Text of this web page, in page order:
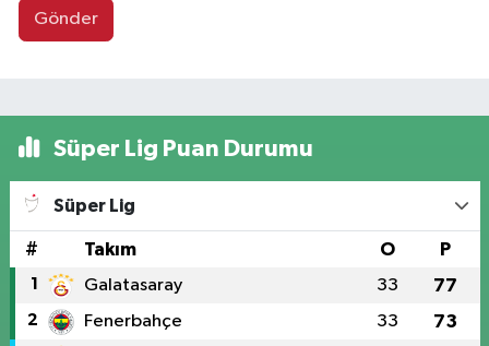
Gönder
Süper Lig Puan Durumu
Süper Lig
# Takım O P
1 Galatasaray 33 77
2 Fenerbahçe 33 73